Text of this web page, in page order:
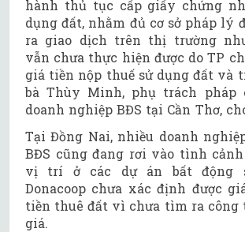
hành thủ tục cấp giấy chứng
dụng đất, nhằm đủ cơ sở pháp lý
ra giao dịch trên thị trường
vẫn chưa thực hiện được do TP
giá tiền nộp thuế sử dụng đất và
bà Thùy Minh, phụ trách pháp
doanh nghiệp BĐS tại Cần Thơ,
Tại Đồng Nai, nhiều doanh
BĐS cũng đang rơi vào tình
vị trí ở các dự án bất động
Donacoop chưa xác định được
tiền thuê đất vì chưa tìm ra
giá.